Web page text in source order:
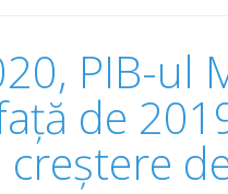
PIB-ul
de